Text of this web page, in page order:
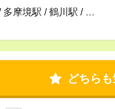
多摩境駅 / 鶴川駅 / …
どちらも
区神戸町134 横浜ビジ
ts.jp